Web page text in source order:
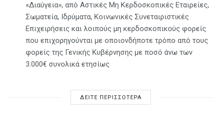
«Διαύγεια», από Αστικές Μη Κερδοσκοπικές Εταιρείες,
Σωματεία, Ιδρύματα, Κοινωνικές Συνεταιριστικές
Επιχειρήσεις και λοιπούς μη κερδοσκοπικούς φορείς
που επιχορηγούνται με οποιονδήποτε τρόπο από τους
φορείς της Γενικής Κυβέρνησης με ποσό άνω των
3.000€ συνολικά ετησίως
ΔΕΙΤΕ ΠΕΡΙΣΣΟΤΕΡΑ